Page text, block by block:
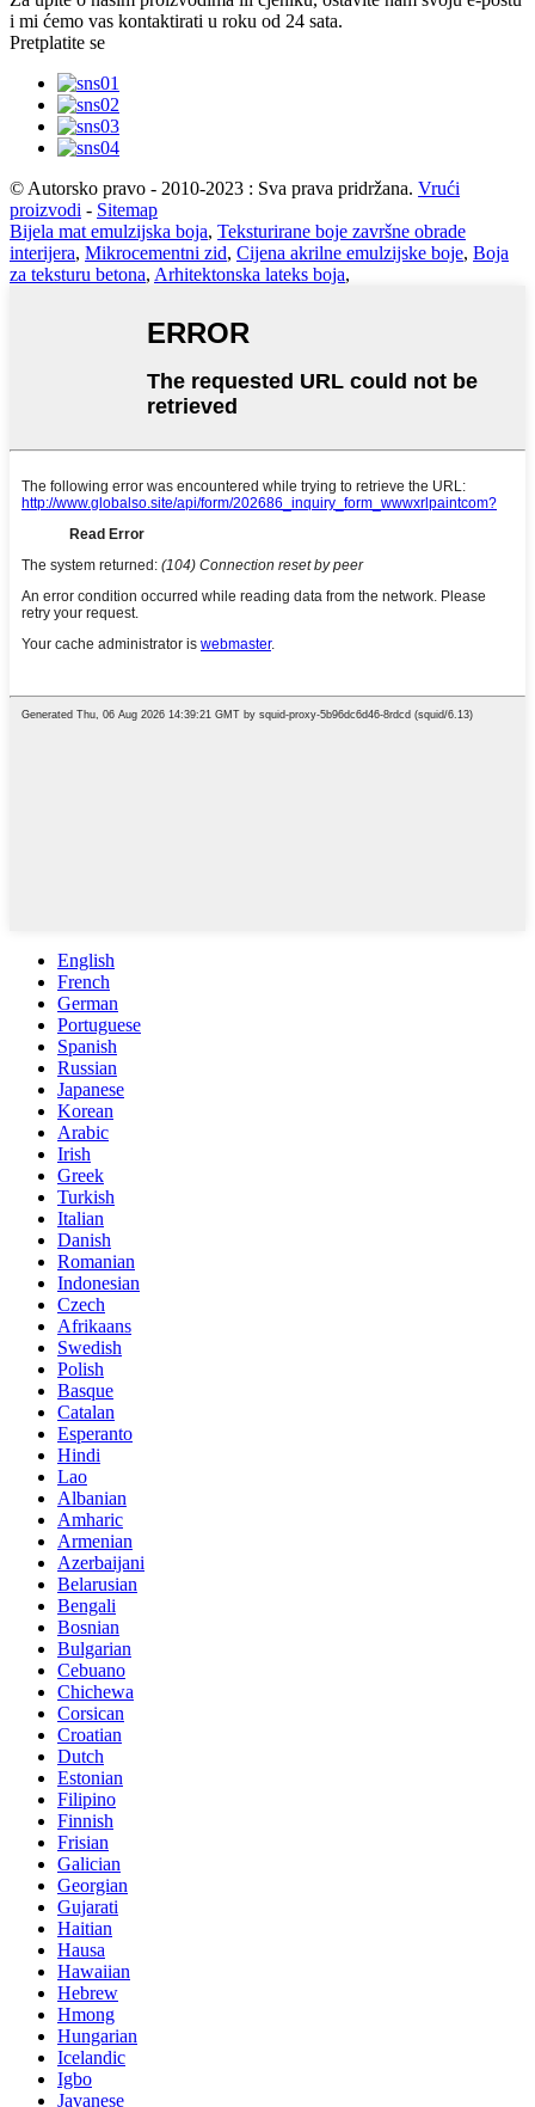
i mi ćemo vas kontaktirati u roku od 24 sata.
Pretplatite se
© Autorsko pravo - 2010-2023 : Sva prava pridržana. Vrući
proizvodi - Sitemap
Bijela mat emulzijska boja, Teksturirane boje završne obrade
interijera, Mikrocementni zid, Cijena akrilne emulzijske boje, Boja
za teksturu betona, Arhitektonska lateks boja,
English
French
German
Portuguese
Spanish
Russian
Japanese
Korean
Arabic
Irish
Greek
Turkish
Italian
Danish
Romanian
Indonesian
Czech
Afrikaans
Swedish
Polish
Basque
Catalan
Esperanto
Hindi
Lao
Albanian
Amharic
Armenian
Azerbaijani
Belarusian
Bengali
Bosnian
Bulgarian
Cebuano
Chichewa
Corsican
Croatian
Dutch
Estonian
Filipino
Finnish
Frisian
Galician
Georgian
Gujarati
Haitian
Hausa
Hawaiian
Hebrew
Hmong
Hungarian
Icelandic
Igbo
Javanese